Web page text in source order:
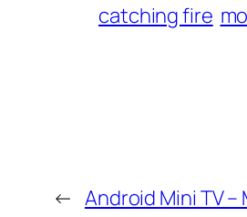
catching fire
← Android Mini TV –